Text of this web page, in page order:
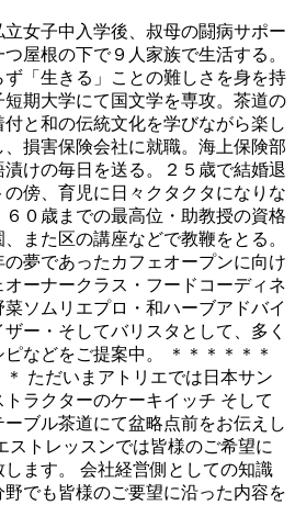
女子中入学後、叔母の闘病サポー
屋根の下で９人家族で生活する。
「生きる」ことの難しさを身を持
期大学にて国文学を専攻。茶道の
と和の伝統文化を学びながら楽し
損害保険会社に就職。海上保険部
けの毎日を送る。２５歳で結婚退
傍、育児に日々クタクタになりな
０歳までの最高位・助教授の資格
また区の講座などで教鞭をとる。
夢であったカフェオープンに向け
ーナークラス・フードコーディネ
ソムリエプロ・和ハーブアドバイ
ー・そしてバリスタとして、多く
などをご提案中。 ＊＊＊＊＊＊
＊ ただいまアトリエでは日本サン
トラクターのケーキイッチ そして
ブル茶道にて盆略点前をお伝えし
ストレッスンでは皆様のご希望に
ます。 会社経営側としての知識
でも皆様のご要望に沿った内容を